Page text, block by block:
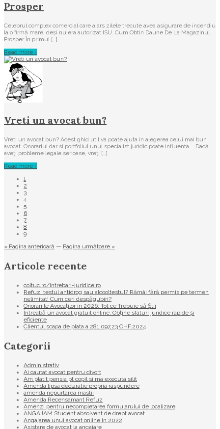
Prosper
Celebrul complex comercial care a ars zilele trecute avea asigurare de incendiu
la o firmă mare, deși nu era autorizat ISU. Cum Obtin Daune De La Magazinul
Prosper În primul […]
Read more ›
Vreti un avocat bun?
Vreti un avocat bun? Acest ghid util va poate ajuta in alegerea celui mai bun
avocat. Onorariul dar si portfoliul unui specialist juridic poate influenta … Dacă
aveți probleme legale serioase, vreți […]
Read more ›
1
2
3
4
5
6
7
8
9
« Pagina anterioară — Pagina următoare »
Articole recente
coltuc.ro/intrebari-juridice.ro
Refuzi testul antidrog sau alcooltestul? Rămâi fără permis pe termen
nelimitat! Cum ceri despăgubiri?
Onorariile Avocaților în 2026: Tot ce Trebuie să Știi
Întreabă un avocat gratuit online: Obține sfaturi juridice rapide și
eficiente
Clientul scapa de plata a 281.097,23 CHF.2024
Categorii
Administrativ
Ai cautat avocat pentru divort
Am platit pensia pt copil si ma executa silit
Amenda lipsa declaratie propria raspundere
amenda nepurtarea mastii
Amenda Recensamant Refuz
Amenzi pentru necompletarea formularului de localizare
ANGAJAM Student absolvent de drept avocat
Angajarea unui avocat online in 2022
Asistare de avocat la angajare